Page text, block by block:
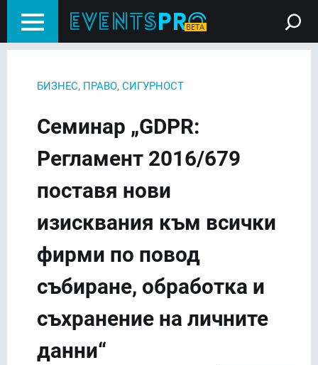
БИЗНЕС, ПРАВО, СИГУРНОСТ
Семинар „GDPR:
Регламент 2016/679
поставя нови
изисквания към всички
фирми по повод
събиране, обработка и
съхранение на личните
данни“